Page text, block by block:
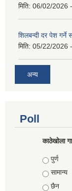
मिति: 06/02/2026
शिलबन्दी दर पेश गर्ने
मिति: 05/22/2026
अन्य
Poll
काठेखोला
Choices
पुर्ण
सामान्य
छैन